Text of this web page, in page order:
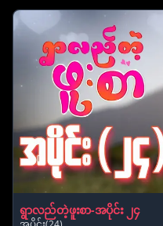
ရွာလည်တဲ့ဖူးစာ-အပိုင်း ၂၄